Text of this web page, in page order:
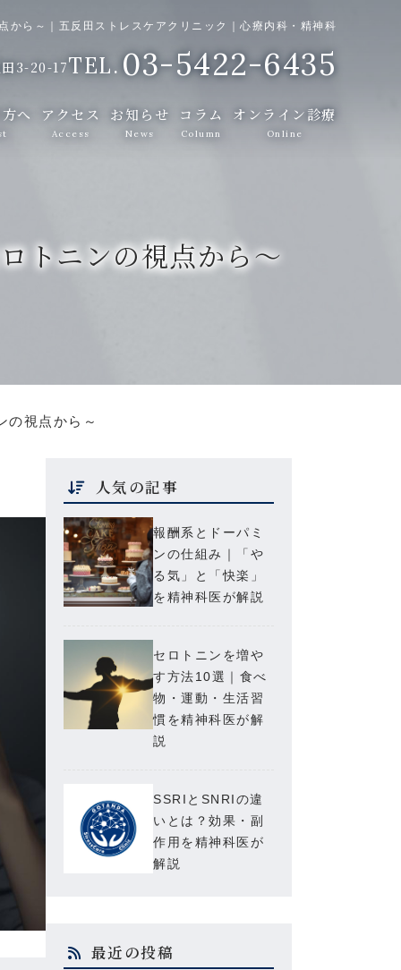
ら～｜五反田ストレスケアクリニック｜心療内科・精神科
3-20-17 03-5422-6435
へ アクセス
Access
お知らせ
News
コラム
Column
オンライン診療
Online
トニンの視点から～
の視点から～
人気の記事
報酬系とドーパミ
ンの仕組み｜「や
る気」と「快楽」
を精神科医が解説
セロトニンを増や
す方法10選｜食べ
物・運動・生活習
慣を精神科医が解
説
SSRIとSNRIの違
いとは？効果・副
作用を精神科医が
解説
最近の投稿